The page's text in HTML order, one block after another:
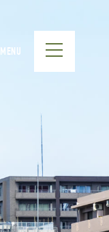
MENU